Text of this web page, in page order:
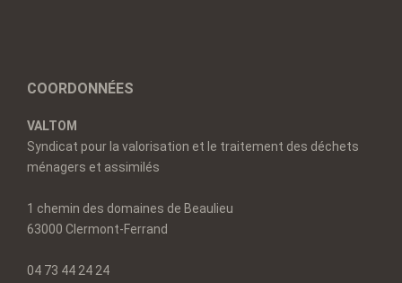
COORDONNÉES
VALTOM
Syndicat pour la valorisation et le traitement des déchets
ménagers et assimilés
1 chemin des domaines de Beaulieu
63000 Clermont-Ferrand
04 73 44 24 24